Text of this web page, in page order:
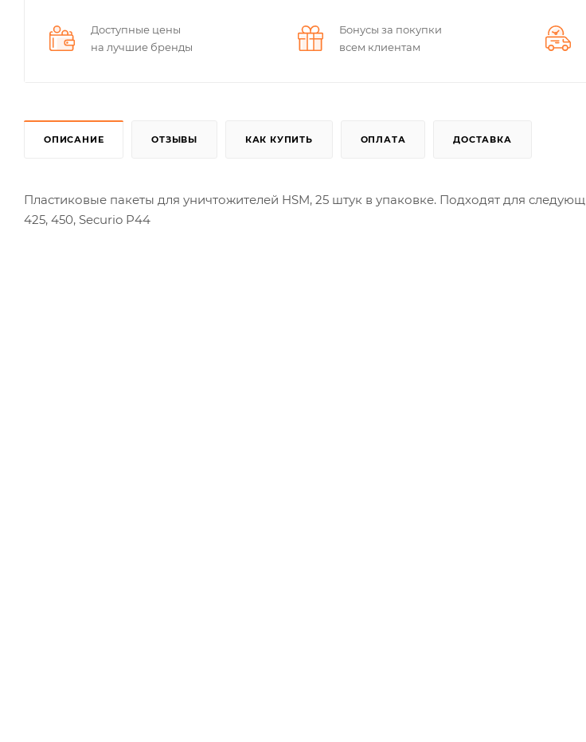
Доступные цены
на лучшие бренды
Бонусы за покупки
всем клиентам
ОПИСАНИЕ ОТЗЫВЫ КАК КУПИТЬ ОПЛАТА ДОСТАВКА
Пластиковые пакеты для уничтожителей HSM, 25 штук в упаковке. Подходят для
425, 450, Securio P44